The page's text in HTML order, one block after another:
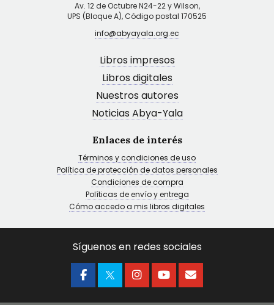
Av. 12 de Octubre N24-22 y Wilson,
UPS (Bloque A), Código postal 170525
info@abyayala.org.ec
Libros impresos
Libros digitales
Nuestros autores
Noticias Abya-Yala
Enlaces de interés
Términos y condiciones de uso
Política de protección de datos personales
Condiciones de compra
Políticas de envío y entrega
Cómo accedo a mis libros digitales
Síguenos en redes sociales